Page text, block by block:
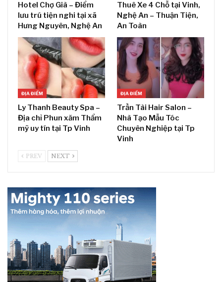
Hotel Chợ Già – Điểm
lưu trú tiện nghi tại xã
Hưng Nguyên, Nghệ An
Thuê Xe 4 Chỗ tại Vinh,
Nghệ An – Thuận Tiện,
An Toàn
ĐỊA ĐIỂM
Ly Thanh Beauty Spa –
Địa chỉ Phun xăm Thẩm
mỹ uy tín tại Tp Vinh
ĐỊA ĐIỂM
Trần Tài Hair Salon –
Nhà Tạo Mẫu Tóc
Chuyên Nghiệp tại Tp
Vinh
PREV NEXT